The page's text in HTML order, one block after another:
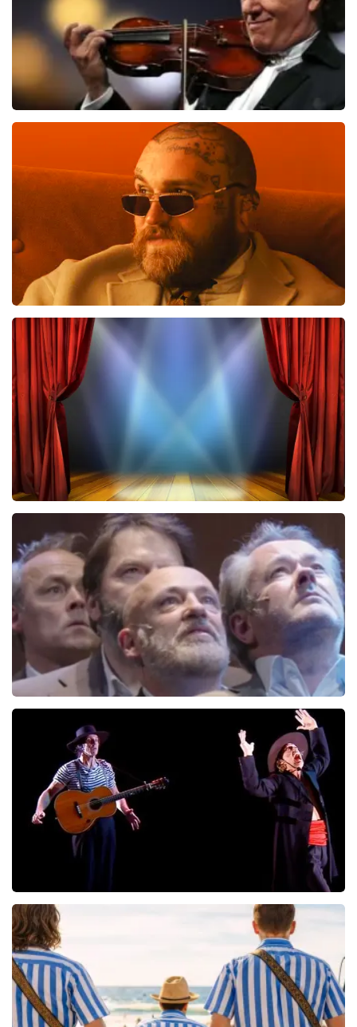
laatste 30 minuten
BESTEL NU
Teddy Swims
425 laatste 30 minuten
BESTEL NU
40 45 De Musical
221laatste 30 minuten
BESTEL NU
136laatste 30 minuten
BESTEL NU
Ashton Brothers
115
BESTEL NU